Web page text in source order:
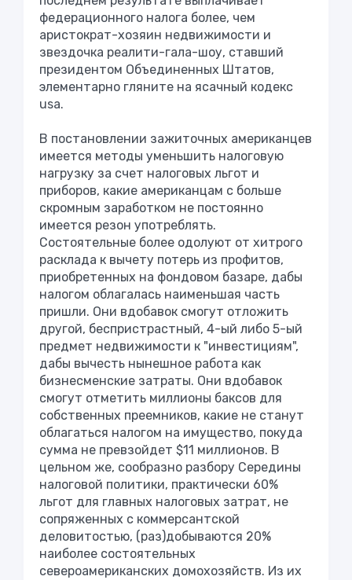
федерационного налога более, чем
аристократ-хозяин недвижимости и
звездочка реалити-гала-шоу, ставший
президентом Объединенных Штатов,
элементарно гляните на ясачный кодекс
usа.
В постановлении зажиточных американцев
имеется методы уменьшить налоговую
нагрузку за счет налоговых льгот и
приборов, какие американцам с больше
скромным заработком не постоянно
имеется резон употреблять.
Состоятельные более одолуют от хитрого
расклада к вычету потерь из профитов,
приобретенных на фондовом базаре, дабы
налогом облагалась наименьшая часть
пришли. Они вдобавок смогут отложить
другой, беспристрастный, 4-ый либо 5-ый
предмет недвижимости к "инвестициям",
дабы вычесть нынешное работа как
бизнесменские затраты. Они вдобавок
смогут отметить миллионы баксов для
собственных преемников, какие не станут
облагаться налогом на имущество, покуда
сумма не превзойдет $11 миллионов. В
цельном же, сообразно разбору Середины
налоговой политики, практически 60%
льгот для главных налоговых затрат, не
сопряженных с коммерсантской
деловитостью, (раз)добываются 20%
наиболее состоятельных
североамериканских домохозяйств. Из их